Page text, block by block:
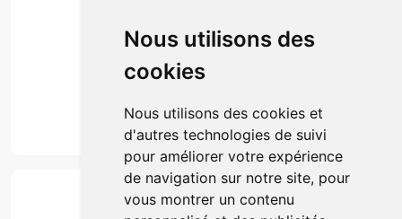
Nous utilisons des
cookies
Nous utilisons des cookies et
d'autres technologies de suivi
pour améliorer votre expérience
de navigation sur notre site, pour
vous montrer un contenu
Actualités & conseils
Événements
Marques
Suivez-nous
Paiement
Simple, rapide et 100% sécurisé